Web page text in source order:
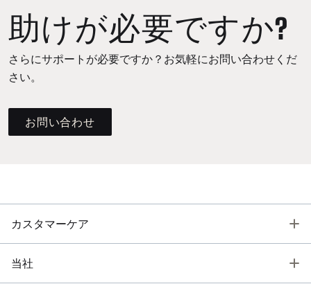
助けが必要ですか?
さらにサポートが必要ですか？お気軽にお問い合わせくだ
さい。
お問い合わせ
カスタマーケア
当社